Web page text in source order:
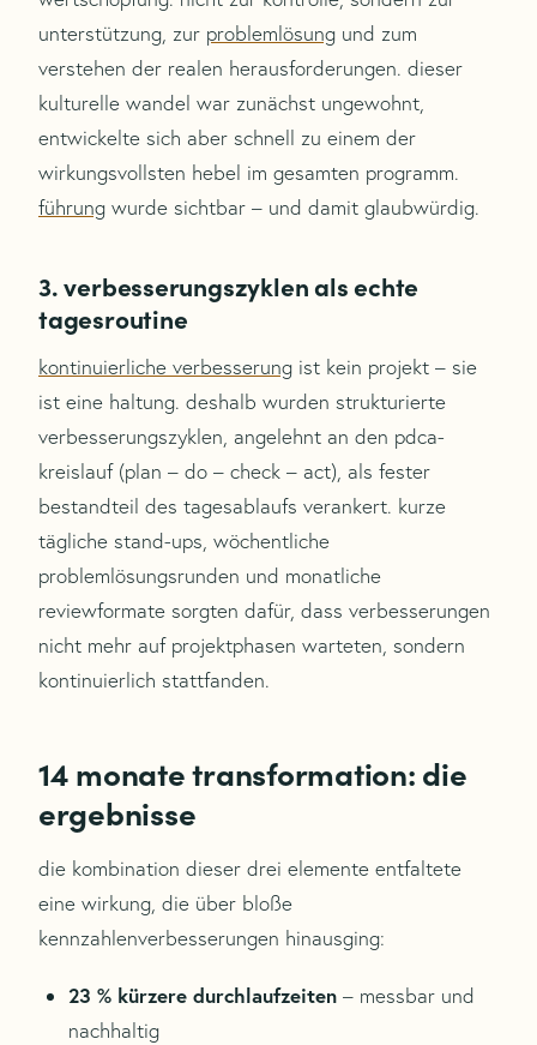
unterstützung, zur problemlösung und zum
verstehen der realen herausforderungen. dieser
kulturelle wandel war zunächst ungewohnt,
entwickelte sich aber schnell zu einem der
wirkungsvollsten hebel im gesamten programm.
führung wurde sichtbar – und damit glaubwürdig.
3. verbesserungszyklen als echte
tagesroutine
kontinuierliche verbesserung ist kein projekt – sie
ist eine haltung. deshalb wurden strukturierte
verbesserungszyklen, angelehnt an den pdca-
kreislauf (plan – do – check – act), als fester
bestandteil des tagesablaufs verankert. kurze
tägliche stand-ups, wöchentliche
problemlösungsrunden und monatliche
reviewformate sorgten dafür, dass verbesserungen
nicht mehr auf projektphasen warteten, sondern
kontinuierlich stattfanden.
14 monate transformation: die
ergebnisse
die kombination dieser drei elemente entfaltete
eine wirkung, die über bloße
kennzahlenverbesserungen hinausging:
23 % kürzere durchlaufzeiten – messbar und
nachhaltig